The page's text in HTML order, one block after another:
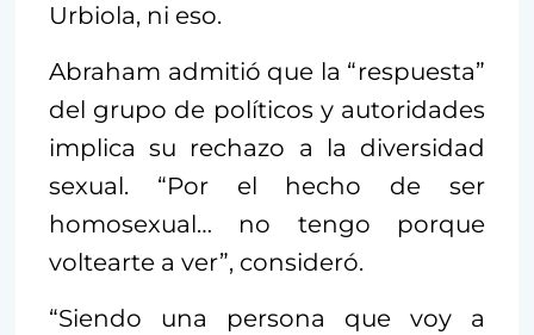
Urbiola, ni eso.
Abraham admitió que la “respuesta”
del grupo de políticos y autoridades
implica su rechazo a la diversidad
sexual. “Por el hecho de ser
homosexual… no tengo porque
voltearte a ver”, consideró.
“Siendo una persona que voy a